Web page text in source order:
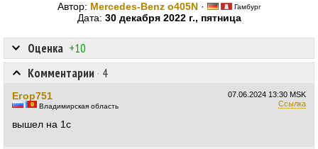
Автор: Mercedes-Benz o405N· Гамбург
Дата: 30 декабря 2022 г., пятница
Оценка +10
Комментарии · 4
07.06.2024 13:30 MSK
Ссылка
Егор751
Владимирская область
вышел на 1с